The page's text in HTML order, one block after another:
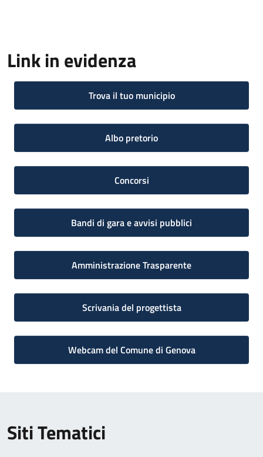
Link in evidenza
Trova il tuo municipio
Albo pretorio
Concorsi
Bandi di gara e avvisi pubblici
Amministrazione Trasparente
Scrivania del progettista
Webcam del Comune di Genova
Siti Tematici